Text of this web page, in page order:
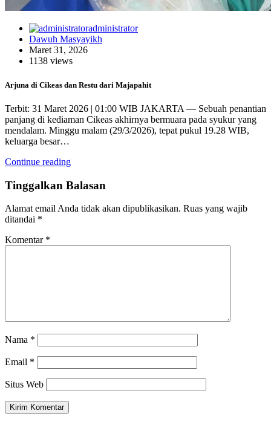
administrator
Dawuh Masyayikh
Maret 31, 2026
1138 views
Arjuna di Cikeas dan Restu dari Majapahit
Terbit: 31 Maret 2026 | 01:00 WIB JAKARTA — Sebuah penantian
panjang di kediaman Cikeas akhirnya bermuara pada syukur yang
mendalam. Minggu malam (29/3/2026), tepat pukul 19.28 WIB,
keluarga besar…
Continue reading
Tinggalkan Balasan
Alamat email Anda tidak akan dipublikasikan. Ruas yang wajib
ditandai *
Komentar *
Nama *
Email *
Situs Web